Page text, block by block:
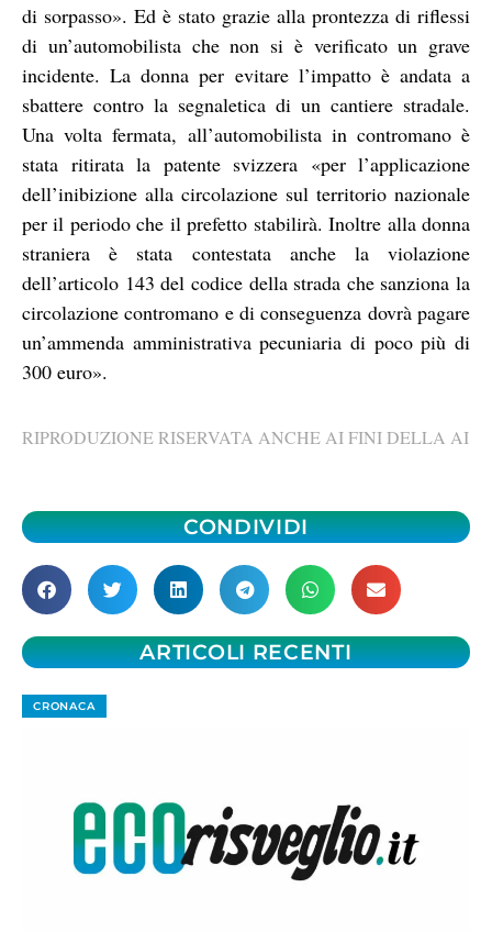
di sorpasso». Ed è stato grazie alla prontezza di riflessi
di un’automobilista che non si è verificato un grave
incidente. La donna per evitare l’impatto è andata a
sbattere contro la segnaletica di un cantiere stradale.
Una volta fermata, all’automobilista in contromano è
stata ritirata la patente svizzera «per l’applicazione
dell’inibizione alla circolazione sul territorio nazionale
per il periodo che il prefetto stabilirà. Inoltre alla donna
straniera è stata contestata anche la violazione
dell’articolo 143 del codice della strada che sanziona la
circolazione contromano e di conseguenza dovrà pagare
un’ammenda amministrativa pecuniaria di poco più di
300 euro».
RIPRODUZIONE RISERVATA ANCHE AI FINI DELLA AI
CONDIVIDI
ARTICOLI RECENTI
CRONACA